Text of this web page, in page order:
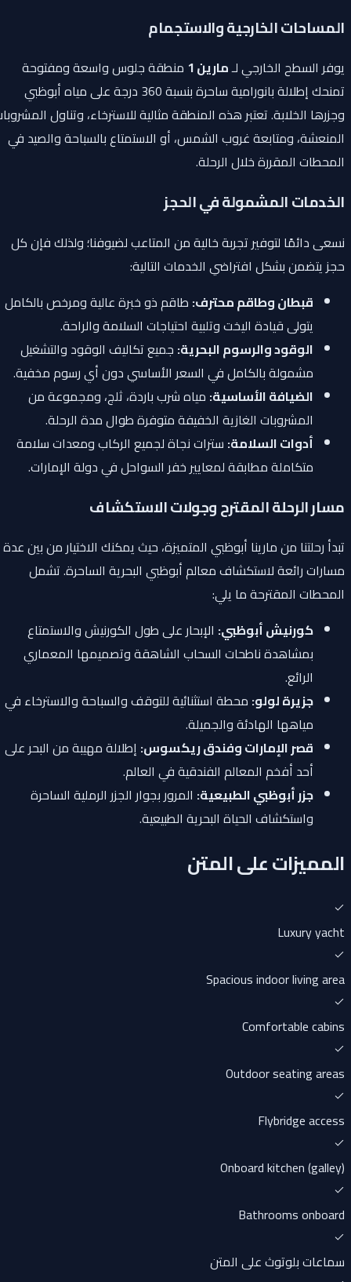
المساحات الخارجية والاستجمام
يوفر السطح الخارجي لـمارين 1 منطقة جلوس واسعة ومفتوحة
تمنحك إطلالة بانورامية ساحرة بنسبة 360 درجة على مياه أبوظبي
وجزرها الخلابة. تعتبر هذه المنطقة مثالية للاسترخاء، وتناول المشروبات
المنعشة، ومتابعة غروب الشمس، أو الاستمتاع بالسباحة والصيد في
المحطات المقررة خلال الرحلة.
الخدمات المشمولة في الحجز
نسعى دائمًا لتوفير تجربة خالية من المتاعب لضيوفنا؛ ولذلك فإن كل
حجز يتضمن بشكل افتراضي الخدمات التالية:
قبطان وطاقم محترف:طاقم ذو خبرة عالية ومرخص بالكامل
يتولى قيادة اليخت وتلبية احتياجات السلامة والراحة.
الوقود والرسوم البحرية:جميع تكاليف الوقود والتشغيل
مشمولة بالكامل في السعر الأساسي دون أي رسوم مخفية.
الضيافة الأساسية:مياه شرب باردة، ثلج، ومجموعة من
المشروبات الغازية الخفيفة متوفرة طوال مدة الرحلة.
أدوات السلامة:سترات نجاة لجميع الركاب ومعدات سلامة
متكاملة مطابقة لمعايير خفر السواحل في دولة الإمارات.
مسار الرحلة المقترح وجولات الاستكشاف
تبدأ رحلتنا من مارينا أبوظبي المتميزة، حيث يمكنك الاختيار من بين عدة
مسارات رائعة لاستكشاف معالم أبوظبي البحرية الساحرة. تشمل
المحطات المقترحة ما يلي:
كورنيش أبوظبي:الإبحار على طول الكورنيش والاستمتاع
بمشاهدة ناطحات السحاب الشاهقة وتصميمها المعماري
الرائع.
جزيرة لولو:محطة استثنائية للتوقف والسباحة والاسترخاء في
مياهها الهادئة والجميلة.
قصر الإمارات وفندق ريكسوس:إطلالة مهيبة من البحر على
أحد أفخم المعالم الفندقية في العالم.
جزر أبوظبي الطبيعية:المرور بجوار الجزر الرملية الساحرة
واستكشاف الحياة البحرية الطبيعية.
المميزات على المتن
Luxury yacht
Spacious indoor living area
Comfortable cabins
Outdoor seating areas
Flybridge access
Onboard kitchen (galley)
Bathrooms onboard
سماعات بلوتوث على المتن